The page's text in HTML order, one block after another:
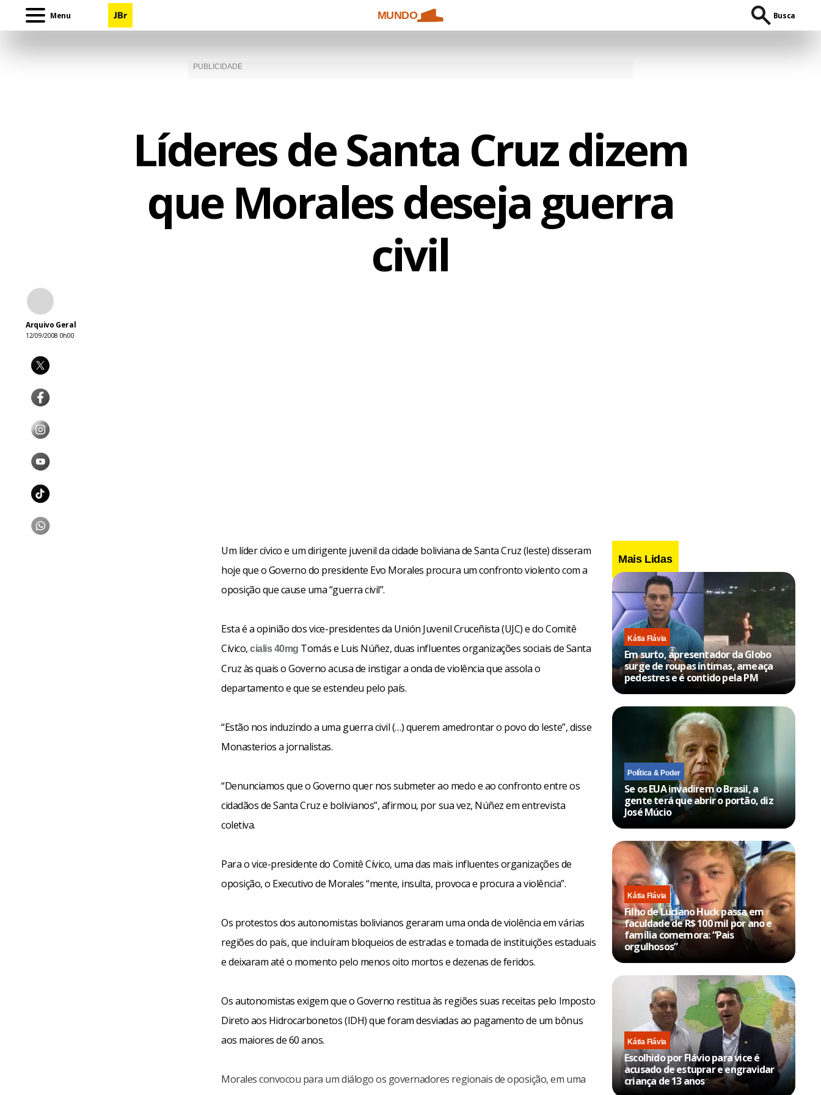
Menu MUNDO Busca
Líderes de Santa Cruz dizem
que Morales deseja guerra
civil
Arquivo Geral
12/09/2008 0h00
Um líder cívico e um dirigente juvenil da cidade boliviana de Santa Cruz (leste) disseram
hoje que o Governo do presidente Evo Morales procura um confronto violento com a
oposição que cause uma “guerra civil”.
Esta é a opinião dos vice-presidentes da Unión Juvenil Cruceñista (UJC) e do Comitê
Cívico,cialis 40mg Tomás e Luis Núñez, duas influentes organizações sociais de Santa
Cruz às quais o Governo acusa de instigar a onda de violência que assola o
departamento e que se estendeu pelo país.
“Estão nos induzindo a uma guerra civil (…) querem amedrontar o povo do leste”, disse
Monasterios a jornalistas.
“Denunciamos que o Governo quer nos submeter ao medo e ao confronto entre os
cidadãos de Santa Cruz e bolivianos”, afirmou, por sua vez, Núñez em entrevista
coletiva.
Para o vice-presidente do Comitê Cívico, uma das mais influentes organizações de
oposição, o Executivo de Morales “mente, insulta, provoca e procura a violência”.
Os protestos dos autonomistas bolivianos geraram uma onda de violência em várias
regiões do país, que incluíram bloqueios de estradas e tomada de instituições estaduais
e deixaram até o momento pelo menos oito mortos e dezenas de feridos.
Os autonomistas exigem que o Governo restitua às regiões suas receitas pelo Imposto
Direto aos Hidrocarbonetos (IDH) que foram desviadas ao pagamento de um bônus
aos maiores de 60 anos.
Morales convocou para um diálogo os governadores regionais de oposição, em uma
Mais Lidas
Kátia Flávia
Em surto, apresentador da Globo
surge de roupas íntimas, ameaça
pedestres e é contido pela PM
Política & Poder
Se os EUA invadirem o Brasil, a
gente terá que abrir o portão, diz
José Múcio
Kátia Flávia
Filho de Luciano Huck passa em
faculdade de R$ 100 mil por ano e
família comemora: “Pais
orgulhosos”
Kátia Flávia
Escolhido por Flávio para vice é
acusado de estuprar e engravidar
criança de 13 anos